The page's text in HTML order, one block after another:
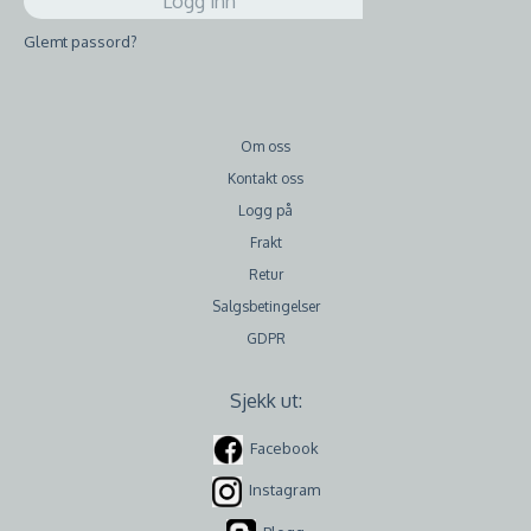
Glemt passord?
Om oss
Kontakt oss
Logg på
Frakt
Retur
Salgsbetingelser
GDPR
Sjekk ut:
Facebook
Instagram